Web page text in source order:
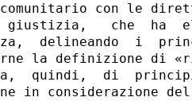
con le
che  ha
delineando  i
la definizione di
quindi,  di
in considerazione